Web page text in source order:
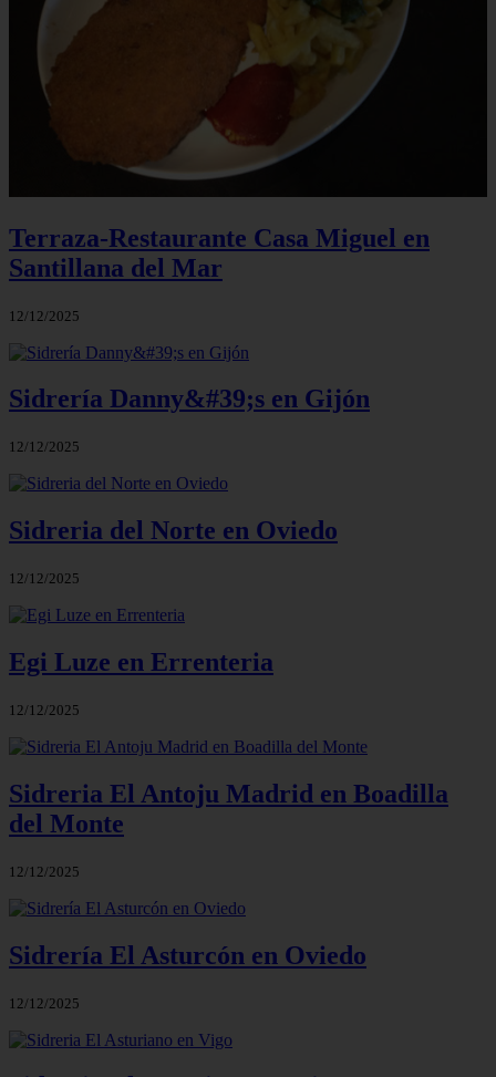
Terraza-Restaurante Casa Miguel en
Santillana del Mar
12/12/2025
Sidrería Danny&#39;s en Gijón
12/12/2025
Sidreria del Norte en Oviedo
12/12/2025
Egi Luze en Errenteria
12/12/2025
Sidreria El Antoju Madrid en Boadilla
del Monte
12/12/2025
Sidrería El Asturcón en Oviedo
12/12/2025